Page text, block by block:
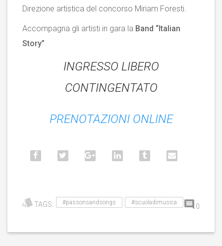
Direzione artistica del concorso Miriam Foresti.
Accompagna gli artisti in gara la Band “Italian
Story”
INGRESSO LIBERO
CONTINGENTATO
PRENOTAZIONI ONLINE
TAGS: #passonsandsongs #scuoladimusica 0